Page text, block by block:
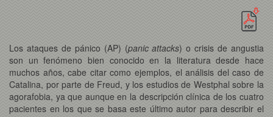
Los ataques de pánico (AP) (panic attacks) o crisis de angustia
son un fenómeno bien conocido en la literatura desde hace
muchos años, cabe citar como ejemplos, el análisis del caso de
Catalina, por parte de Freud, y los estudios de Westphal sobre la
agorafobia, ya que aunque en la descripción clínica de los cuatro
pacientes en los que se basa este último autor para describir el